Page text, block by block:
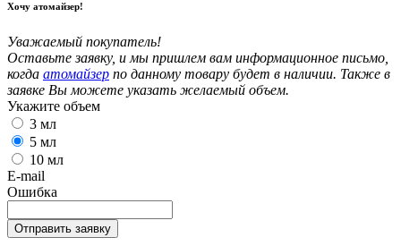
Хочу атомайзер!
Уважаемый покупатель!
Оставьте заявку, и мы пришлем вам информационное письмо,
когда атомайзер по данному товару будет в наличии. Также в
заявке Вы можете указать желаемый объем.
Укажите объем
3 мл
5 мл
10 мл
E-mail
Ошибка
Отправить заявку